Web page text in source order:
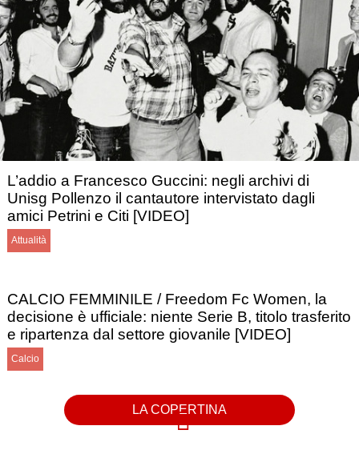
L’addio a Francesco Guccini: negli archivi di
Unisg Pollenzo il cantautore intervistato dagli
amici Petrini e Citi [VIDEO]
Attualità
CALCIO FEMMINILE / Freedom Fc Women, la
decisione è ufficiale: niente Serie B, titolo trasferito
e ripartenza dal settore giovanile [VIDEO]
Calcio
LA COPERTINA